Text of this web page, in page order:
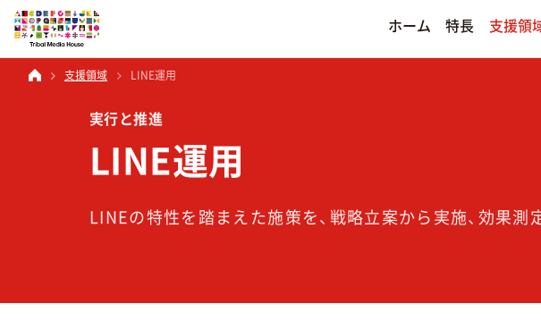
ホーム 特長 支援領
得意分野
一覧を見る 電化製品
サービス
一覧を見る
会社情報
一覧を見る
支援領域 LINE運用
実行と推進
LINE運用
LINEの特性を踏まえた施策を、戦略立案から実施、効果測